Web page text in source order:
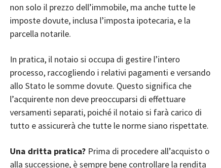
non solo il prezzo dell’immobile, ma anche tutte le
imposte dovute, inclusa l’imposta ipotecaria, e la
parcella notarile.
In pratica, il notaio si occupa di gestire l’intero
processo, raccogliendo i relativi pagamenti e versando
allo Stato le somme dovute. Questo significa che
l’acquirente non deve preoccuparsi di effettuare
versamenti separati, poiché il notaio si farà carico di
tutto e assicurerà che tutte le norme siano rispettate.
Una dritta pratica? Prima di procedere all’acquisto o
alla successione, è sempre bene controllare la rendita